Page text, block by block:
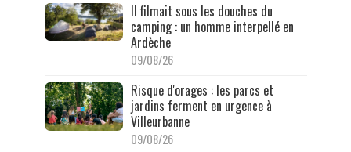
Il filmait sous les douches du
camping : un homme interpellé en
Ardèche
09/08/26
Risque d'orages : les parcs et
jardins ferment en urgence à
Villeurbanne
09/08/26